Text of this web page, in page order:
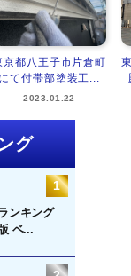
京都八王子市片倉町
にて付帯部塗装工...
2023.01.22
グ
ンキング
ベ...